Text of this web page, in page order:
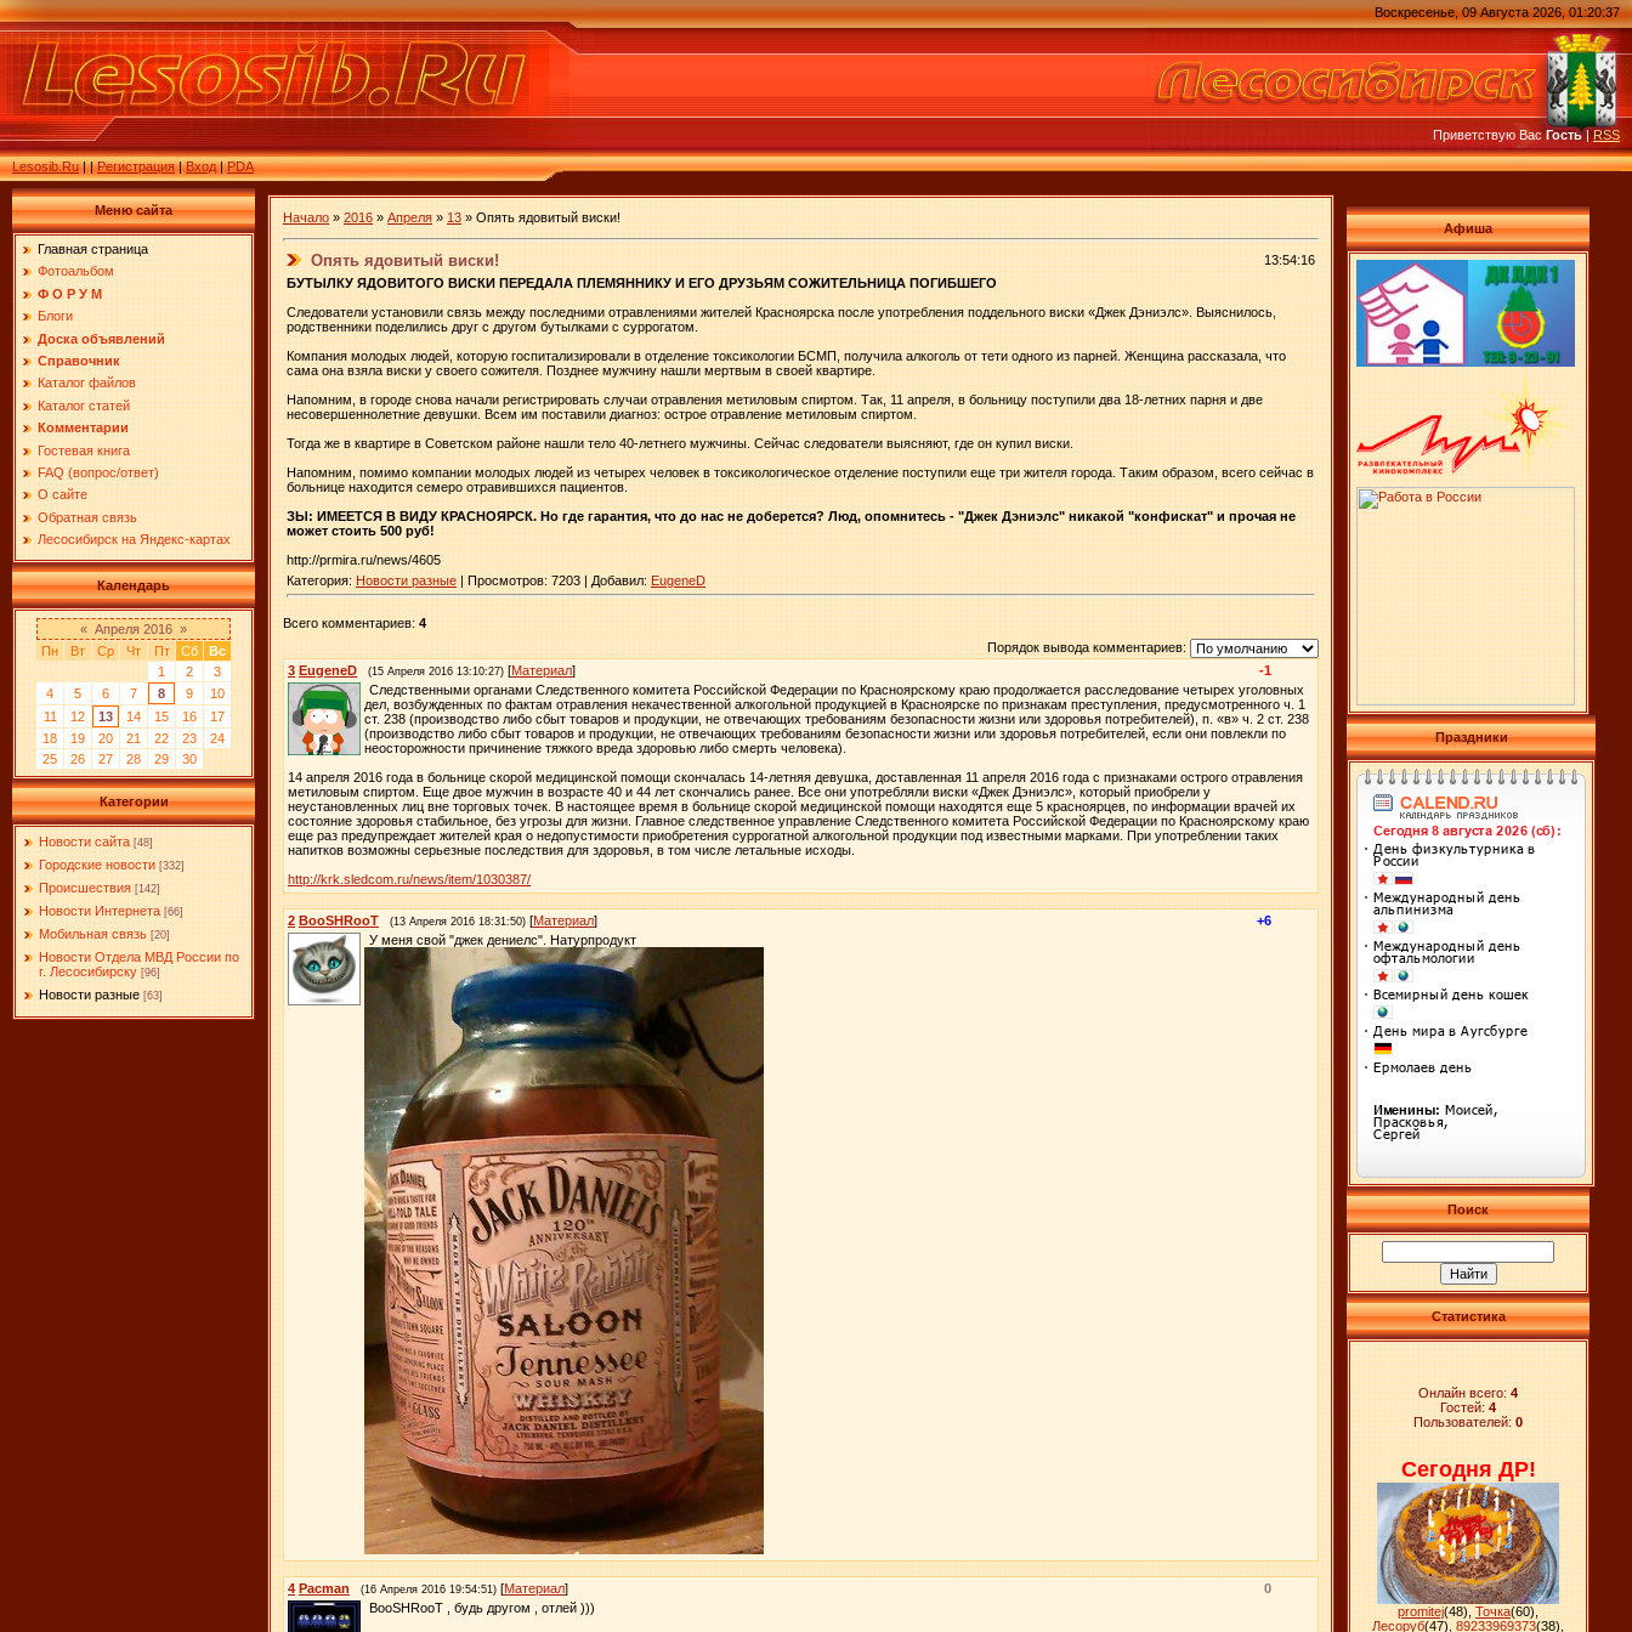
Lesosib.Ru||Регистрация|Вход|PDA
Воскресенье, 09 Августа 2026, 01:20:37
Приветствую ВасГость|RSS
Меню сайта
Главная страница
Фотоальбом
Ф О Р У М
Блоги
Доска объявлений
Справочник
Каталог файлов
Каталог статей
Комментарии
Гостевая книга
FAQ (вопрос/ответ)
О сайте
Обратная связь
Лесосибирск на Яндекс-картах
Календарь
« Апреля 2016 »
Пн
Вт Ср Чт Пт Сб
Вс
1
2
3
4
5 6 7 8 9
10
11
12 13 14 15 16
17
18
19 20 21 22 23
24
25
26 27 28 29 30
Категории
Новости сайта [48]
Городские новости [332]
Происшествия [142]
Новости Интернета [66]
Мобильная связь [20]
Новости Отдела МВД России по
г. Лесосибирску [96]
Новости разные [63]
Начало » 2016 » Апреля » 13 » Опять ядовитый виски!
Опять ядовитый виски!
13:54:16
БУТЫЛКУ ЯДОВИТОГО ВИСКИ ПЕРЕДАЛА ПЛЕМЯННИКУ И ЕГО ДРУЗЬЯМ СОЖИТЕЛЬНИЦА ПОГИБШЕГО
Следователи установили связь между последними отравлениями жителей Красноярска после употребления поддельного виски «Джек Дэниэлс». Выяснилось,
родственники поделились друг с другом бутылками с суррогатом.
Компания молодых людей, которую госпитализировали в отделение токсикологии БСМП, получила алкоголь от тети одного из парней. Женщина рассказала, что
сама она взяла виски у своего сожителя. Позднее мужчину нашли мертвым в своей квартире.
Напомним, в городе снова начали регистрировать случаи отравления метиловым спиртом. Так, 11 апреля, в больницу поступили два 18-летних парня и две
несовершеннолетние девушки. Всем им поставили диагноз: острое отравление метиловым спиртом.
Тогда же в квартире в Советском районе нашли тело 40-летнего мужчины. Сейчас следователи выясняют, где он купил виски.
Напомним, помимо компании молодых людей из четырех человек в токсикологическое отделение поступили еще три жителя города. Таким образом, всего сейчас в
больнице находится семеро отравившихся пациентов.
ЗЫ: ИМЕЕТСЯ В ВИДУ КРАСНОЯРСК. Но где гарантия, что до нас не доберется? Люд, опомнитесь - "Джек Дэниэлс" никакой "конфискат" и прочая не
может стоить 500 руб!
http://prmira.ru/news/4605
Категория: Новости разные | Просмотров: 7203 | Добавил: EugeneD
Всего комментариев: 4
Порядок вывода комментариев:
-1
3 EugeneD (15 Апреля 2016 13:10:27) [Материал]
Следственными органами Следственного комитета Российской Федерации по Красноярскому краю продолжается расследование четырех уголовных
дел, возбужденных по фактам отравления некачественной алкогольной продукцией в Красноярске по признакам преступления, предусмотренного ч. 1
ст. 238 (производство либо сбыт товаров и продукции, не отвечающих требованиям безопасности жизни или здоровья потребителей), п. «в» ч. 2 ст. 238
(производство либо сбыт товаров и продукции, не отвечающих требованиям безопасности жизни или здоровья потребителей, если они повлекли по
неосторожности причинение тяжкого вреда здоровью либо смерть человека).
14 апреля 2016 года в больнице скорой медицинской помощи скончалась 14-летняя девушка, доставленная 11 апреля 2016 года с признаками острого отравления
метиловым спиртом. Еще двое мужчин в возрасте 40 и 44 лет скончались ранее. Все они употребляли виски «Джек Дэниэлс», который приобрели у
неустановленных лиц вне торговых точек. В настоящее время в больнице скорой медицинской помощи находятся еще 5 красноярцев, по информации врачей их
состояние здоровья стабильное, без угрозы для жизни. Главное следственное управление Следственного комитета Российской Федерации по Красноярскому краю
еще раз предупреждает жителей края о недопустимости приобретения суррогатной алкогольной продукции под известными марками. При употреблении таких
напитков возможны серьезные последствия для здоровья, в том числе летальные исходы.
http://krk.sledcom.ru/news/item/1030387/
+6
2 BooSHRooT (13 Апреля 2016 18:31:50) [Материал]
У меня свой "джек дениелс". Натурпродукт
0
4 Pacman (16 Апреля 2016 19:54:51) [Материал]
BooSHRooT , будь другом , отлей )))
Афиша
Праздники
Поиск
Статистика
Онлайн всего: 4
Гостей: 4
Пользователей: 0
Сегодня ДР!
promitej(48) Точка(60)
Лесоруб(47) 89233969373(38)